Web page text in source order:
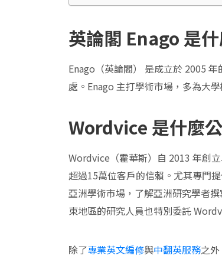
英論閣 Enago 是
Enago（英論閣） 是成立於 2005
處。Enago 主打學術市場，多為大
Wordvice 是什麼
Wordvice（霍華斯）自 2013 年創
超過15萬位客戶的信賴。尤其專門
亞洲學術市場，了解亞洲研究學者
東地區的研究人員也特別委託
除了專業英文編修與中翻英服務之